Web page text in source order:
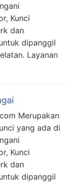
Kunci
dan
dipanggil
Layanan
Merupakan
yang ada di
Kunci
dan
dipanggil